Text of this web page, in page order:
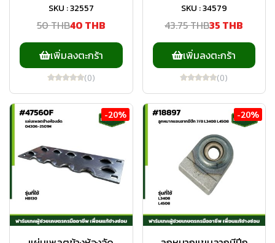
SKU : 32557
50 THB40 THB
เพิ่มลงตะกร้า
(0)
SKU : 34579
43.75 THB35 THB
เพิ่มลงตะกร้า
(0)
-20% -20%